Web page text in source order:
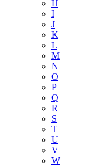
H
I
J
K
L
M
N
O
P
Q
R
S
T
U
V
W